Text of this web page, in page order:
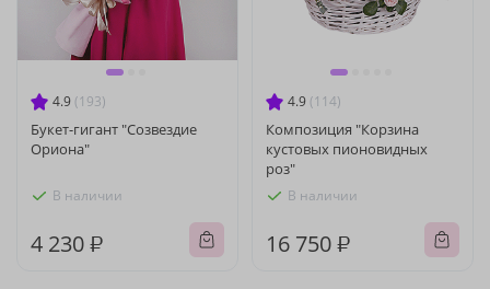
4.9 (193)
Букет-гигант "Созвездие
Ориона"
В наличии
4 230 ₽
4.9 (114)
Композиция "Корзина
кустовых пионовидных
роз"
В наличии
16 750 ₽